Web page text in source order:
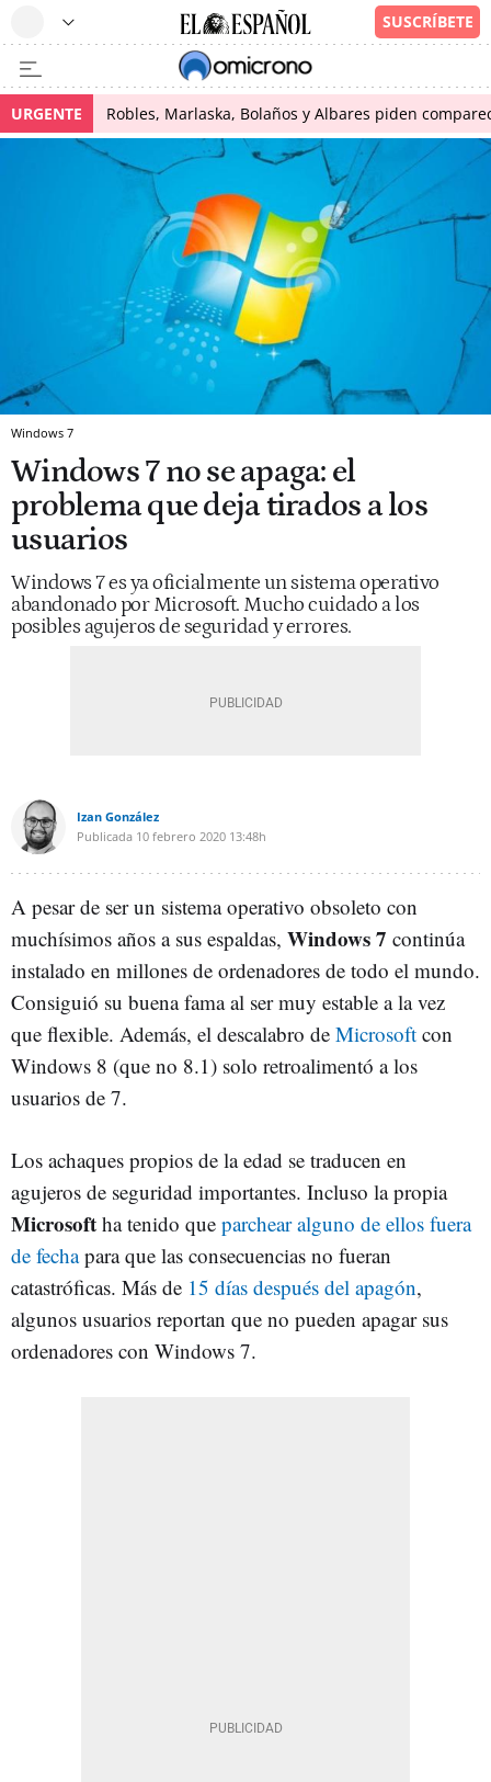
URGENTE Robles, Marlaska, Bolaños y Albares piden
Windows 7
Windows 7 no se apaga: el
problema que deja tirados a los
usuarios
Windows 7 es ya oficialmente un sistema operativo
abandonado por Microsoft. Mucho cuidado a los
posibles agujeros de seguridad y errores.
Izan González
Publicada 10 febrero 2020 13:48h
A pesar de ser un sistema operativo obsoleto con
muchísimos años a sus espaldas, Windows 7 continúa
instalado en millones de ordenadores de todo el mundo.
Consiguió su buena fama al ser muy estable a la vez
que flexible. Además, el descalabro de Microsoft con
Windows 8 (que no 8.1) solo retroalimentó a los
usuarios de 7.
Los achaques propios de la edad se traducen en
agujeros de seguridad importantes. Incluso la propia
Microsoft ha tenido que parchear alguno de ellos fuera
de fechapara que las consecuencias no fueran
catastróficas. Más de 15 días después del apagón,
algunos usuarios reportan que no pueden apagar sus
ordenadores con Windows 7.